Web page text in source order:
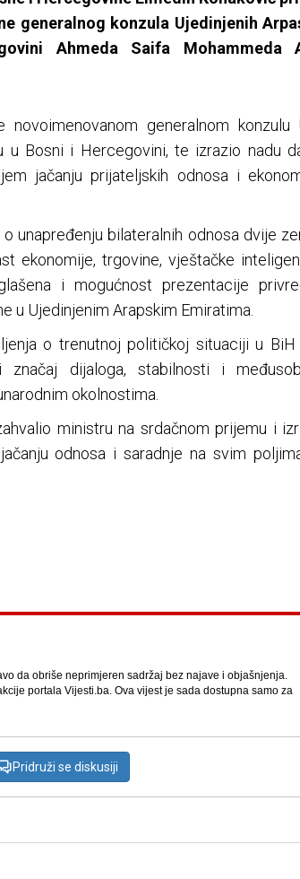
generalnog konzula Ujedinjenih
Ahmeda Saifa Mohammeda
generalnom konzulu
u Bosni i Hercegovini, te izrazio nadu
jačanju prijateljskih odnosa i
unapređenju bilateralnih odnosa dvije
ekonomije, trgovine, vještačke
i mogućnost prezentacije
u Ujedinjenim Arapskim Emiratima.
o trenutnoj političkoj situaciji u
značaj dijaloga, stabilnosti i
okolnostima.
ministru na srdačnom prijemu i
odnosa i saradnje na svim
da obriše neprimjeren sadržaj bez najave i objašnjenja.
portala Vijesti.ba. Ova vijest je sada dostupna samo za
Pridruži se diskusiji